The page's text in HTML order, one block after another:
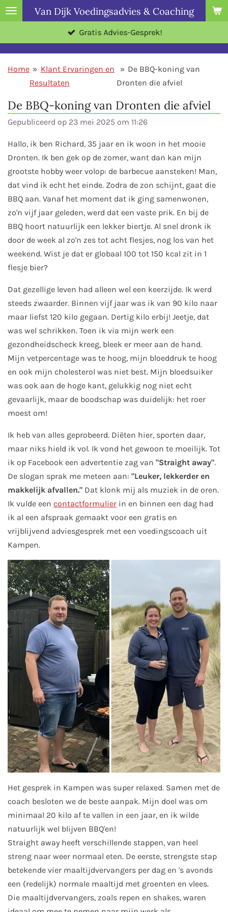
Ga
de
hoofdinhoud
Van Dijk Voedingsadvies & Coaching
Gratis Advies-Gesprek!
Home » Klant Ervaringen en
Resultaten
» De BBQ-koning van
Dronten die afviel
De BBQ-koning van Dronten die afviel
Gepubliceerd op 23 mei 2025 om 11:26
Hallo, ik ben Richard, 35 jaar en ik woon in het mooie
Dronten. Ik ben gek op de zomer, want dan kan mijn
grootste hobby weer volop: de barbecue aansteken! Man,
dat vind ik echt het einde. Zodra de zon schijnt, gaat die
BBQ aan. Vanaf het moment dat ik ging samenwonen,
zo'n vijf jaar geleden, werd dat een vaste prik. En bij de
BBQ hoort natuurlijk een lekker biertje. Al snel dronk ik
door de week al zo'n zes tot acht flesjes, nog los van het
weekend. Wist je dat er globaal 100 tot 150 kcal zit in 1
flesje bier?
Dat gezellige leven had alleen wel een keerzijde. Ik werd
steeds zwaarder. Binnen vijf jaar was ik van 90 kilo naar
maar liefst 120 kilo gegaan. Dertig kilo erbij! Jeetje, dat
was wel schrikken. Toen ik via mijn werk een
gezondheidscheck kreeg, bleek er meer aan de hand.
Mijn vetpercentage was te hoog, mijn bloeddruk te hoog
en ook mijn cholesterol was niet best. Mijn bloedsuiker
was ook aan de hoge kant, gelukkig nog niet echt
gevaarlijk, maar de boodschap was duidelijk: het roer
moest om!
Ik heb van alles geprobeerd. Diëten hier, sporten daar,
maar niks hield ik vol. Ik vond het gewoon te moeilijk. Tot
ik op Facebook een advertentie zag van "Straight away".
De slogan sprak me meteen aan: "Leuker, lekkerder en
makkelijk afvallen." Dat klonk mij als muziek in de oren.
Ik vulde een contactformulier in en binnen een dag had
ik al een afspraak gemaakt voor een gratis en
vrijblijvend adviesgesprek met een voedingscoach uit
Kampen.
Het gesprek in Kampen was super relaxed. Samen met de
coach besloten we de beste aanpak. Mijn doel was om
minimaal 20 kilo af te vallen in een jaar, en ik wilde
natuurlijk wel blijven BBQ'en!
Straight away heeft verschillende stappen, van heel
streng naar weer normaal eten. De eerste, strengste stap
betekende vier maaltijdvervangers per dag en 's avonds
een (redelijk) normale maaltijd met groenten en vlees.
Die maaltijdvervangers, zoals repen en shakes, waren